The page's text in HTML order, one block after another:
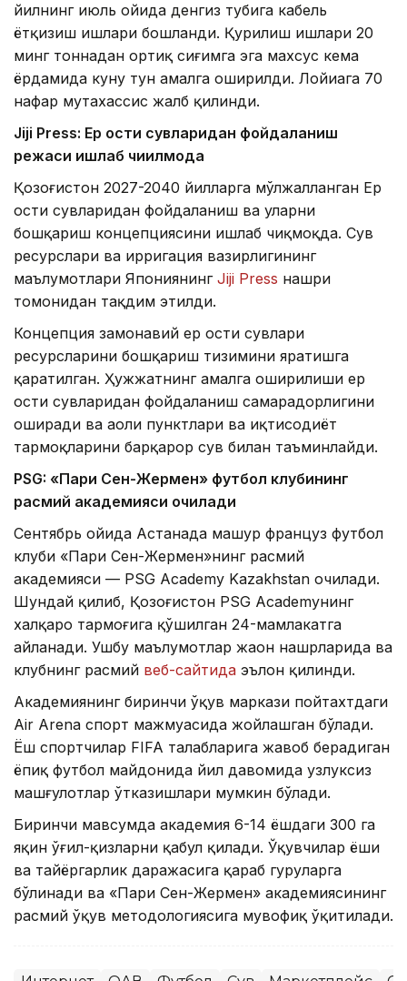
йилнинг июль ойида денгиз тубига кабель
ётқизиш ишлари бошланди. Қурилиш ишлари 20
минг тоннадан ортиқ сиғимга эга махсус кема
ёрдамида куну тун амалга оширилди. Лойиҳага 70
нафар мутахассис жалб қилинди.
Jiji Press: Ер ости сувларидан фойдаланиш
режаси ишлаб чиқилмоқда
Қозоғистон 2027-2040 йилларга мўлжалланган Ер
ости сувларидан фойдаланиш ва уларни
бошқариш концепциясини ишлаб чиқмоқда. Сув
ресурслари ва ирригация вазирлигининг
маълумотлари Япониянинг Jiji Press нашри
томонидан тақдим этилди.
Концепция замонавий ер ости сувлари
ресурсларини бошқариш тизимини яратишга
қаратилган. Ҳужжатнинг амалга оширилиши ер
ости сувларидан фойдаланиш самарадорлигини
оширади ва аҳоли пунктлари ва иқтисодиёт
тармоқларини барқарор сув билан таъминлайди.
PSG: «Пари Сен-Жермен» футбол клубининг
расмий академияси очилади
Сентябрь ойида Астанада машҳур француз футбол
клуби «Пари Сен-Жермен»нинг расмий
академияси — PSG Academy Kazakhstan очилади.
Шундай қилиб, Қозоғистон PSG Academyнинг
халқаро тармоғига қўшилган 24-мамлакатга
айланади. Ушбу маълумотлар жаҳон нашрларида ва
клубнинг расмий веб-сайтида эълон қилинди.
Академиянинг биринчи ўқув маркази пойтахтдаги
Air Arena спорт мажмуасида жойлашган бўлади.
Ёш спортчилар FIFA талабларига жавоб берадиган
ёпиқ футбол майдонида йил давомида узлуксиз
машғулотлар ўтказишлари мумкин бўлади.
Биринчи мавсумда академия 6-14 ёшдаги 300 га
яқин ўғил-қизларни қабул қилади. Ўқувчилар ёши
ва тайёргарлик даражасига қараб гуруҳларга
бўлинади ва «Пари Сен-Жермен» академиясининг
расмий ўқув методологиясига мувофиқ ўқитилади.